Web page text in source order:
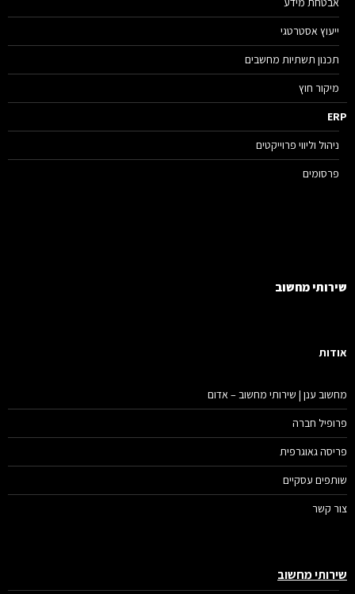
ייעוץ אסטרטגי
תכנון תשתיות מחשבים
מיקור חוץ
ניהול וליווי פרוייקטים
פרסומים
מחשוב
ענן | שירותי מחשוב – אדום
חברה
גאוגרפית
עסקיים
קשר
מחשוב